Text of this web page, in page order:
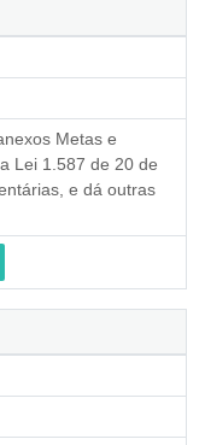
Metas e
Lei 1.587 de 20 de
e dá outras